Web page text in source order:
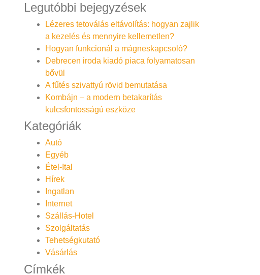
Legutóbbi bejegyzések
Lézeres tetoválás eltávolítás: hogyan zajlik
a kezelés és mennyire kellemetlen?
Hogyan funkcionál a mágneskapcsoló?
Debrecen iroda kiadó piaca folyamatosan
bővül
A fűtés szivattyú rövid bemutatása
Kombájn – a modern betakarítás
kulcsfontosságú eszköze
Kategóriák
Autó
Egyéb
Étel-Ital
Hírek
Ingatlan
Internet
Szállás-Hotel
Szolgáltatás
Tehetségkutató
Vásárlás
Címkék